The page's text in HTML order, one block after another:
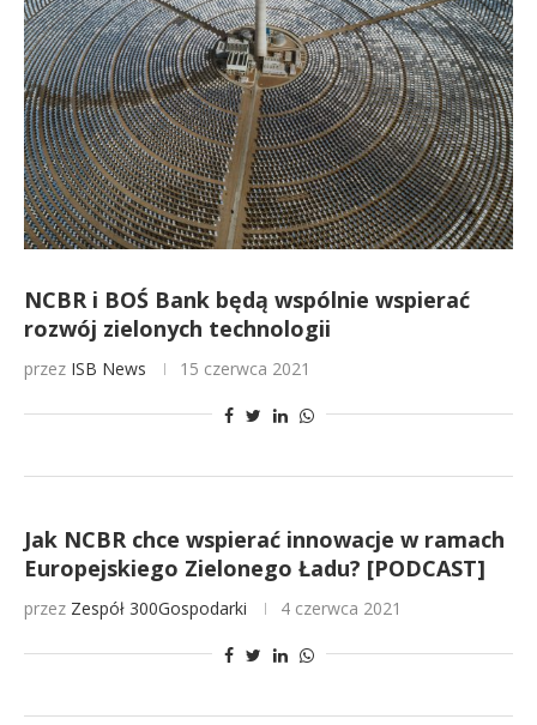
NCBR i BOŚ Bank będą wspólnie wspierać
rozwój zielonych technologii
przez ISB News 15 czerwca 2021
Jak NCBR chce wspierać innowacje w ramach
Europejskiego Zielonego Ładu? [PODCAST]
przez Zespół 300Gospodarki 4 czerwca 2021